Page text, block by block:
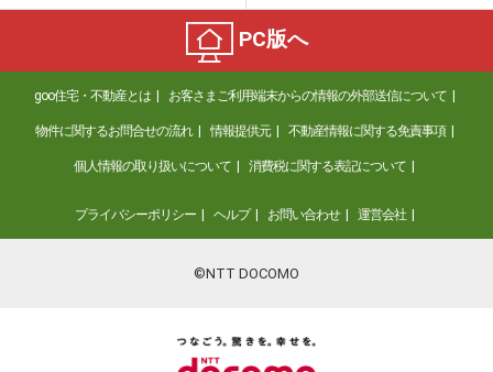
PC版へ
goo住宅・不動産とは お客さまご利用端末からの情報の外部送信について
物件に関するお問合せの流れ 情報提供元 不動産情報に関する免責事項
個人情報の取り扱いについて 消費税に関する表記について
プライバシーポリシー ヘルプ お問い合わせ 運営会社
©NTT DOCOMO